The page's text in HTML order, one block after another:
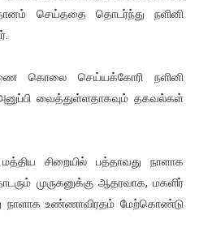
செய்ததை தொடர்ந்து நளினி
கொலை செய்யக்கோரி நளினி
வைத்துள்ளதாகவும் தகவல்கள்
சிறையில் பத்தாவது நாளாக
முருகனுக்கு ஆதரவாக, மகளிர்
நாளாக உண்ணாவிரதம் மேற்கொண்டு